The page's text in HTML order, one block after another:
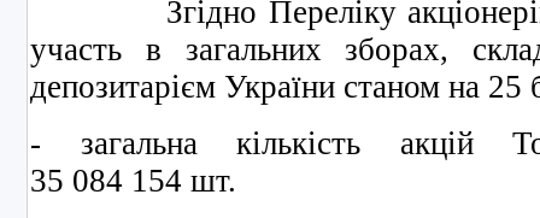
Згідно Переліку
участь в загальних зборах,
депозитарієм України станом на 25
- загальна кількість акцій
35 084 154 шт.